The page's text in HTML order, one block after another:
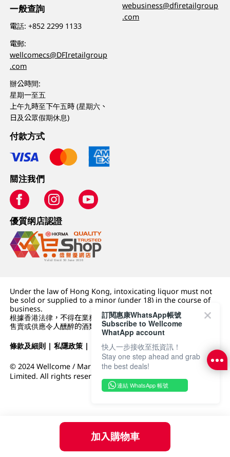
加入購物車
一般查詢
電話:+852 2299 1133
電郵:
wellcomecs@DFIretailgroup
.com
辦公時間:
星期一至五
上午九時至下午五時 (星期六、
日及公眾假期休息)
webusiness@dfiretailgroup
.com
付款方式
關注我們
優質纲店認證
Under the law of Hong Kong, intoxicating liquor must not
be sold or supplied to a minor (under 18) in the course of
business.
根據香港法律，不得在業務過程中，向未成年人 (18 歲以下人士)
售賣或供應令人醺醉的酒類。
條款及細則 |私隱政策 | DFI零售集團
© 2024 Wellcome / Market Place. The Dairy Farm Company
Limited. All rights reserved.
訂閱惠康WhatsApp帳號
Subscribe to Wellcome
WhatApp account
快人一步接收至抵資訊！
Stay one step ahead and grab
the best deals!
連結 WhatsApp 帳號